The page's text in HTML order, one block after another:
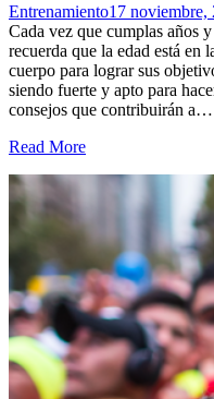
Entrenamiento17 noviembre,
Cada vez que cumplas años
recuerda que la edad está en
cuerpo para lograr sus
siendo fuerte y apto para
consejos que contribuirán a…
Read More